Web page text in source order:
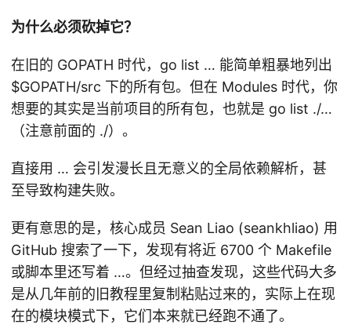
为什么必须砍掉它？
在旧的 GOPATH 时代，go list … 能简单粗暴地列出
$GOPATH/src 下的所有包。但在 Modules 时代，你
想要的其实是当前项目的所有包，也就是 go list ./…
（注意前面的 ./）。
直接用 … 会引发漫长且无意义的全局依赖解析，甚
至导致构建失败。
更有意思的是，核心成员 Sean Liao (seankhliao) 用
GitHub 搜索了一下，发现有将近 6700 个 Makefile
或脚本里还写着 …。但经过抽查发现，这些代码大多
是从几年前的旧教程里复制粘贴过来的，实际上在现
在的模块模式下，它们本来就已经跑不通了。